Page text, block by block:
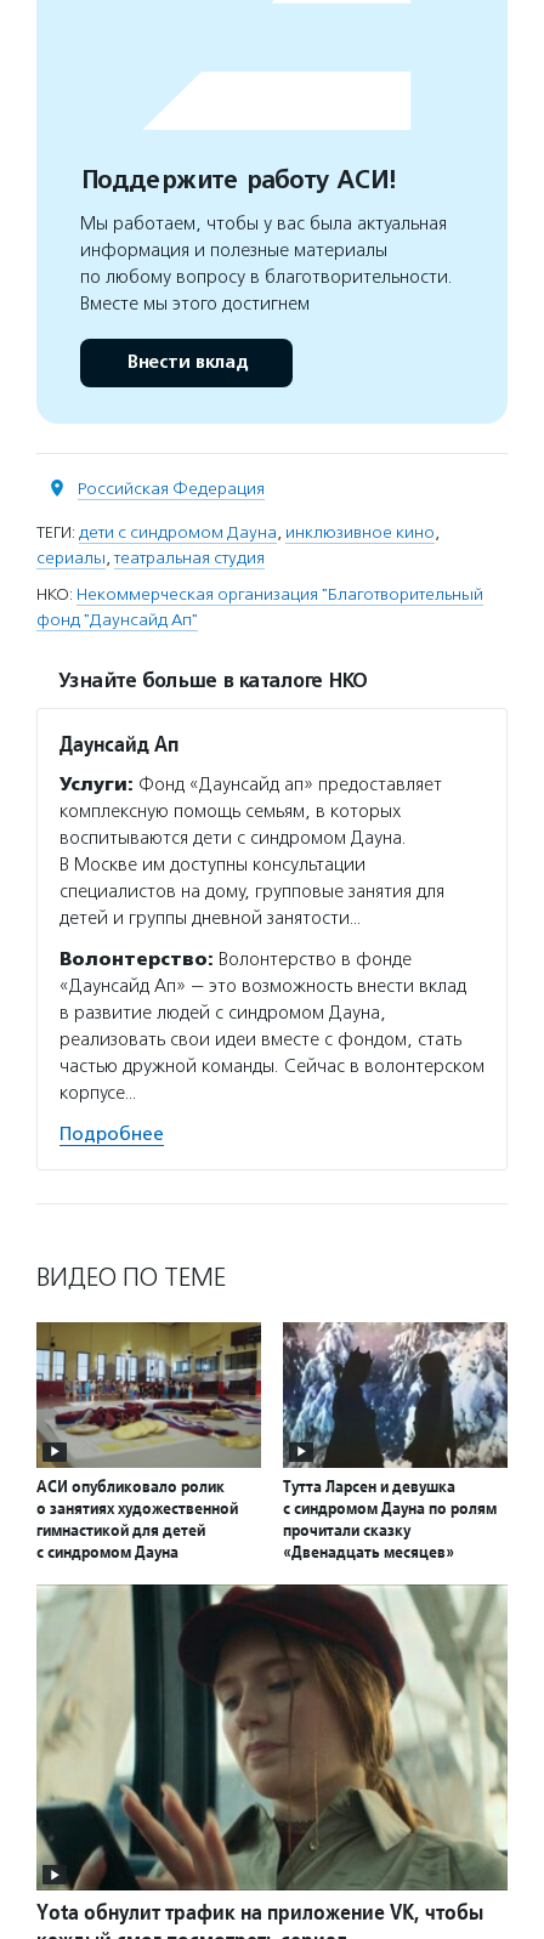
Поддержите работу АСИ!
Мы работаем, чтобы у вас была актуальная
информация и полезные материалы
по любому вопросу в благотворительности.
Вместе мы этого достигнем
Внести вклад
Российская Федерация
ТЕГИ: дети с синдромом Дауна, инклюзивное кино,
сериалы,театральная студия
НКО: Некоммерческая организация "Благотворительный
фонд "Даунсайд Ап"
Узнайте больше в каталоге НКО
Даунсайд Ап
Услуги: Фонд «Даунсайд ап» предоставляет
комплексную помощь семьям, в которых
воспитываются дети с синдромом Дауна.
В Москве им доступны консультации
специалистов на дому, групповые занятия для
детей и группы дневной занятости…
Волонтерство: Волонтерство в фонде
«Даунсайд Ап» — это возможность внести вклад
в развитие людей с синдромом Дауна,
реализовать свои идеи вместе с фондом, стать
частью дружной команды. Сейчас в волонтерском
корпусе…
Подробнее
ВИДЕО ПО ТЕМЕ
АСИ опубликовало ролик
о занятиях художественной
гимнастикой для детей
с синдромом Дауна
Тутта Ларсен и девушка
с синдромом Дауна по ролям
прочитали сказку
«Двенадцать месяцев»
Yota обнулит трафик на приложение VK, чтобы